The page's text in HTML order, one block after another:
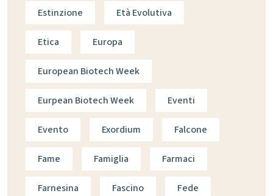
Estinzione Età Evolutiva
Etica Europa
European Biotech Week
Eurpean Biotech Week Eventi
Evento Exordium Falcone
Fame Famiglia Farmaci
Farnesina Fascino Fede